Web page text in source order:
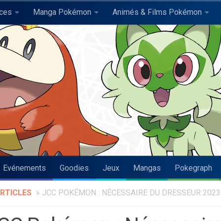
Manga Pokémon Animés & Films Pokémon
Evénements Goodies Jeux Mangas Pokegraph
» JCC POKÉMON : NÉCESSAIRE DU DRESSEUR 2023